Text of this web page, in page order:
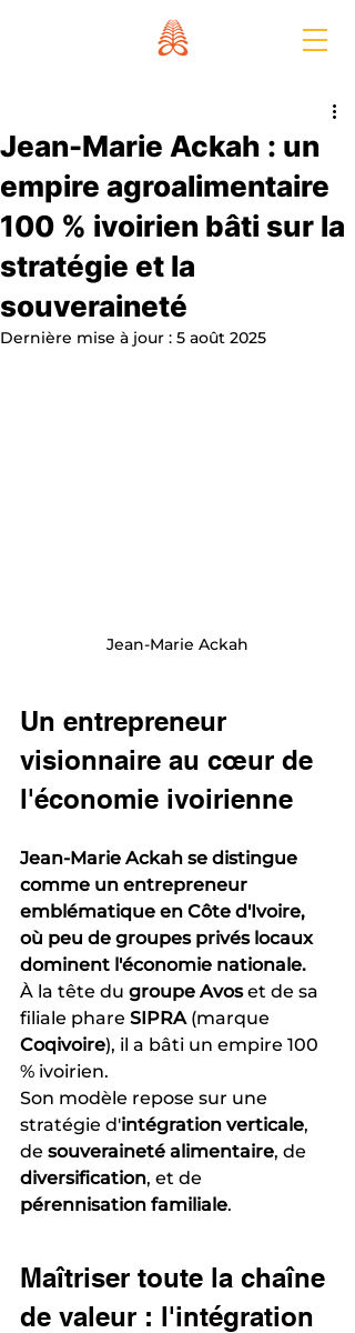
Jean-Marie Ackah : un
empire agroalimentaire
100 % ivoirien bâti sur la
stratégie et la
souveraineté
Dernière mise à jour : 5 août 2025
Jean-Marie Ackah
Un entrepreneur
visionnaire au cœur de
l'économie ivoirienne
Jean-Marie Ackah se distingue
comme un entrepreneur
emblématique en Côte d'Ivoire,
où peu de groupes privés locaux
dominent l'économie nationale.
À la tête du groupe Avos et de sa
filiale phare SIPRA (marque
Coqivoire), il a bâti un empire 100
% ivoirien.
Son modèle repose sur une
stratégie d'intégration verticale,
de souveraineté alimentaire, de
diversification, et de
pérennisation familiale.
Maîtriser toute la chaîne
de valeur : l'intégration